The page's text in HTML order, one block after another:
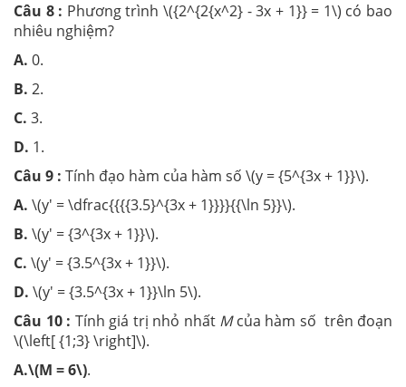
Câu 8 : Phương trình \({2^{2{x^2} - 3x + 1}} = 1\) có bao
nhiêu nghiệm?
A. 0.
B. 2.
C. 3.
D. 1.
Câu 9 : Tính đạo hàm của hàm số \(y = {5^{3x + 1}}\).
A. \(y' = \dfrac{{{{3.5}^{3x + 1}}}}{{\ln 5}}\).
B. \(y' = {3^{3x + 1}}\).
C. \(y' = {3.5^{3x + 1}}\).
D. \(y' = {3.5^{3x + 1}}\ln 5\).
Câu 10 : Tính giá trị nhỏ nhất Mcủa hàm số trên đoạn
\(\left[ {1;3} \right]\).
A.\(M = 6\).